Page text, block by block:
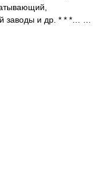
заводы и др. * * *… …